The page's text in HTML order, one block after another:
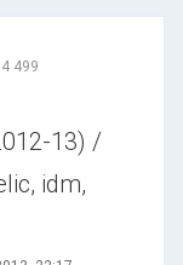
4 499
13) /
idm,